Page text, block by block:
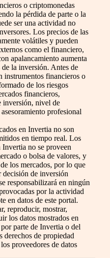
o criptomonedas
la pérdida de parte o la
ser una actividad no
Los precios de las
volátiles y pueden
como el financiero,
apalancamiento aumenta
la inversión. Antes de
instrumentos financieros o
de los riesgos
financieros,
inversión, nivel de
profesional
en Invertia no son
en tiempo real. Los
no se proveen
o bolsa de valores, y
los mercados, por lo que
decisión de inversión
responsabilizará en ningún
por la actividad
en datos de este portal.
reproducir, mostrar,
los datos mostrados en
parte de Invertia o del
derechos de propiedad
proveedores de datos